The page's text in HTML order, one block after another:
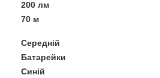
200 лм
70 м
Середній
Батарейки
Синій